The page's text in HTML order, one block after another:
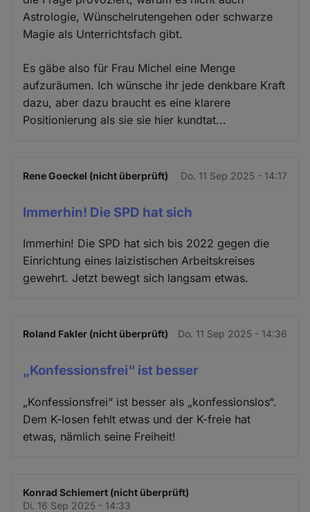
Astrologie, Wünschelrutengehen oder schwarze
Magie als Unterrichtsfach gibt.
Es gäbe also für Frau Michel eine Menge
aufzuräumen. Ich wünsche ihr jede denkbare Kraft
dazu, aber dazu braucht es eine klarere
Positionierung als sie sie hier kundtat...
Rene Goeckel (nicht überprüft) Do. 11 Sep 2025 - 14:17
Immerhin! Die SPD hat sich
Immerhin! Die SPD hat sich bis 2022 gegen die
Einrichtung eines laizistischen Arbeitskreises
gewehrt. Jetzt bewegt sich langsam etwas.
Roland Fakler (nicht überprüft) Do. 11 Sep 2025 - 14:36
„Konfessionsfrei“ ist besser
„Konfessionsfrei“ ist besser als „konfessionslos“.
Dem K-losen fehlt etwas und der K-freie hat
etwas, nämlich seine Freiheit!
Konrad Schiemert (nicht überprüft)
Di. 16 Sep 2025 - 14:33